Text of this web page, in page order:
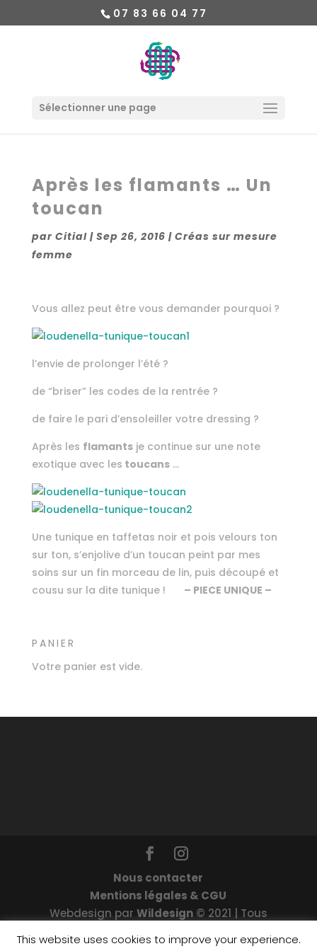
07 83 66 04 77
Sélectionner une page
Après les flamants … Un
toucan
par Citial| Sep 26, 2016 | Créas sur mesure
femme
Vous allez peut être vous demander pourquoi ?
l’envie de prolonger l’été ?
de “briser” les codes de la rentrée ?
de faire le pari d’ensoleiller votre dressing ?
Après les flamantsje continue sur une note
exotique avec les toucans…
Une tunique en taffetas noir et pois velours ton
sur ton, s’enjolive d’un toucan peint par mes
soins sur un fin morceau de lin, puis découpé et
cousu sur la dite tunique !
– PIECE UNIQUE –
PANIER
Votre panier est vide.
Nous contacter
Mentions légales & CGU
Webdesign par Wildesign© 2021 | Tous
This website uses cookies to improve your experience.